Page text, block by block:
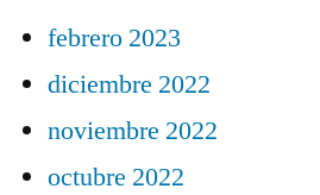
febrero 2023
diciembre 2022
noviembre 2022
octubre 2022